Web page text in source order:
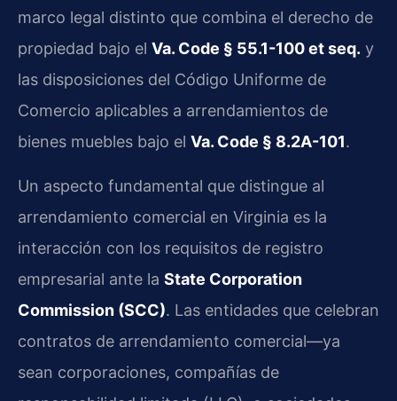
marco legal distinto que combina el derecho de
propiedad bajo el Va. Code § 55.1-100 et seq. y
las disposiciones del Código Uniforme de
Comercio aplicables a arrendamientos de
bienes muebles bajo el Va. Code § 8.2A-101.
Un aspecto fundamental que distingue al
arrendamiento comercial en Virginia es la
interacción con los requisitos de registro
empresarial ante la State Corporation
Commission (SCC). Las entidades que celebran
contratos de arrendamiento comercial—ya
sean corporaciones, compañías de